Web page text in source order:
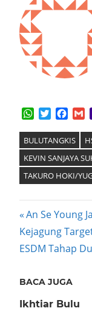
WhatsApp
Twitter
BULUTANGKIS
KEVIN SANJAYA
TAKURO HOKI/
Post
Previous
Post:
An Se Young
Next
Post:
Kejagung
ESDM Tahap
BACA JUGA
Ikhtiar Bulu